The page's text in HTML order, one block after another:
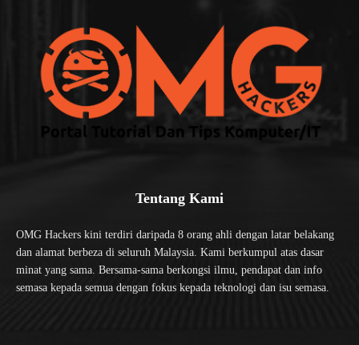
Tentang Kami
OMG Hackers kini terdiri daripada 8 orang ahli dengan latar belakang
dan alamat berbeza di seluruh Malaysia. Kami berkumpul atas dasar
minat yang sama. Bersama-sama berkongsi ilmu, pendapat dan info
semasa kepada semua dengan fokus kepada teknologi dan isu semasa.